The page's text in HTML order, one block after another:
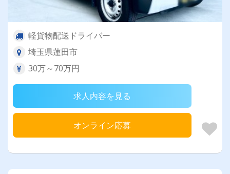
軽貨物配送ドライバー
埼玉県蓮田市
30万～70万円
求人内容を見る
オンライン応募